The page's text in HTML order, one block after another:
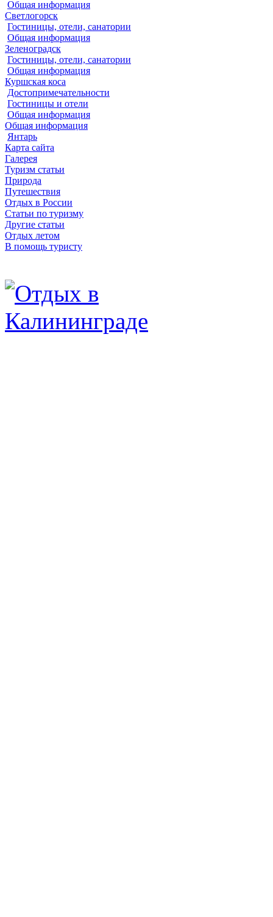
Общая информация
Светлогорск
Гостиницы, отели, санатории
Общая информация
Зеленоградск
Гостиницы, отели, санатории
Общая информация
Куршская коса
Достопримечательности
Гостиницы и отели
Общая информация
Общая информация
Янтарь
Карта сайта
Галерея
Туризм статьи
Природа
Путешествия
Отдых в России
Статьи по туризму
Другие статьи
Отдых летом
В помощь туристу